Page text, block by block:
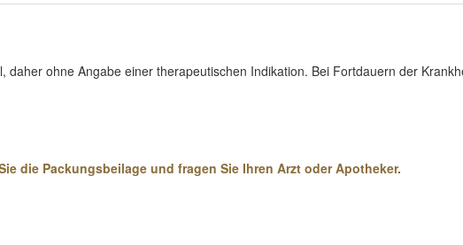
daher ohne Angabe einer therapeutischen Indikation. Bei Fortdauern der
die Packungsbeilage und fragen Sie Ihren Arzt oder Apotheker.